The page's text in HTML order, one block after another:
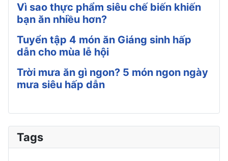
Vì sao thực phẩm siêu chế biến khiến
bạn ăn nhiều hơn?
Tuyển tập 4 món ăn Giáng sinh hấp
dẫn cho mùa lễ hội
Trời mưa ăn gì ngon? 5 món ngon ngày
mưa siêu hấp dẫn
Tags